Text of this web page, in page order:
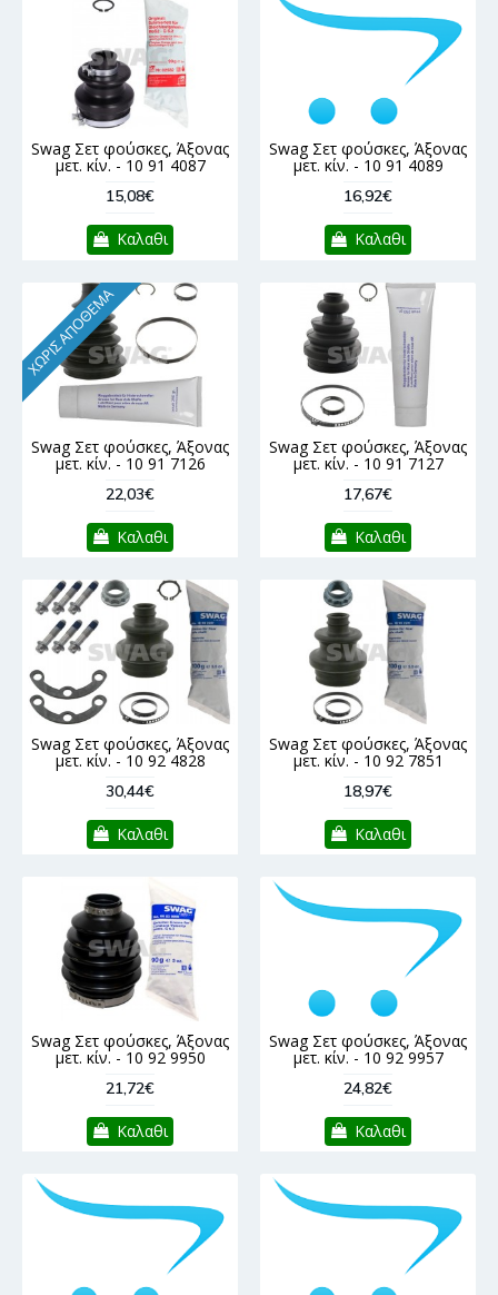
Swag Σετ φούσκες, Άξονας
μετ. κίν. - 10 91 4087
15,08€
Καλαθι
Swag Σετ φούσκες, Άξονας
μετ. κίν. - 10 91 4089
16,92€
Καλαθι
ΧΩΡΊΣ ΑΠΌΘΕΜΑ
Swag Σετ φούσκες, Άξονας
μετ. κίν. - 10 91 7126
22,03€
Καλαθι
Swag Σετ φούσκες, Άξονας
μετ. κίν. - 10 91 7127
17,67€
Καλαθι
Swag Σετ φούσκες, Άξονας
μετ. κίν. - 10 92 4828
30,44€
Καλαθι
Swag Σετ φούσκες, Άξονας
μετ. κίν. - 10 92 7851
18,97€
Καλαθι
Swag Σετ φούσκες, Άξονας
μετ. κίν. - 10 92 9950
21,72€
Καλαθι
Swag Σετ φούσκες, Άξονας
μετ. κίν. - 10 92 9957
24,82€
Καλαθι